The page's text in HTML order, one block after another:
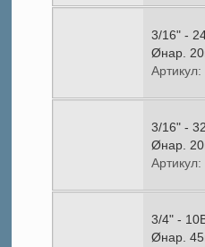
3/16" -
Øнар.
3/16" -
Øнар.
3/4" -
Øнар.